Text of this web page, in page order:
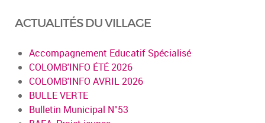
ACTUALITÉS DU VILLAGE
Accompagnement Educatif Spécialisé
COLOMB'INFO ÉTÉ 2026
COLOMB'INFO AVRIL 2026
BULLE VERTE
Bulletin Municipal N°53